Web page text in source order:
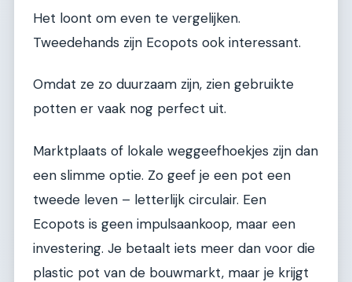
Het loont om even te vergelijken.
Tweedehands zijn Ecopots ook interessant.
Omdat ze zo duurzaam zijn, zien gebruikte
potten er vaak nog perfect uit.
Marktplaats of lokale weggeefhoekjes zijn dan
een slimme optie. Zo geef je een pot een
tweede leven – letterlijk circulair. Een
Ecopots is geen impulsaankoop, maar een
investering. Je betaalt iets meer dan voor die
plastic pot van de bouwmarkt, maar je krijgt